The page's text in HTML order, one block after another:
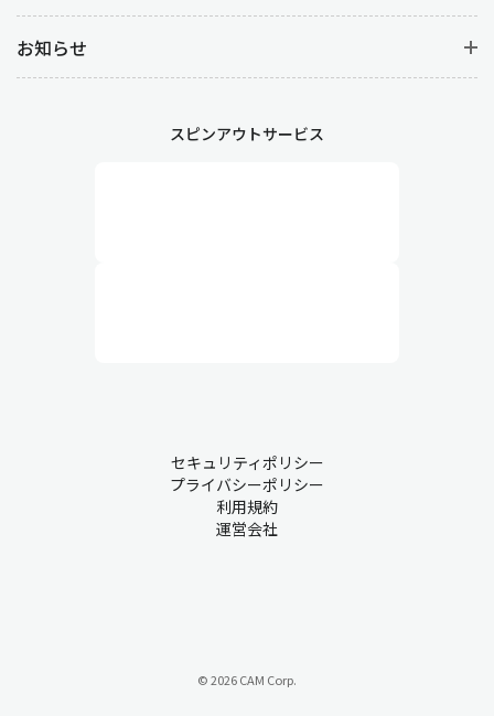
お知らせ
スピンアウトサービス
セキュリティポリシー
プライバシーポリシー
利用規約
運営会社
© 2026 CAM Corp.